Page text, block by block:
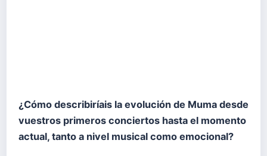
¿Cómo describiríais la evolución de Muma desde
vuestros primeros conciertos hasta el momento
actual, tanto a nivel musical como emocional?